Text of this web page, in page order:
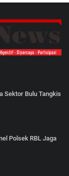
Sektor Bulu Tangkis
Polsek RBL Jaga